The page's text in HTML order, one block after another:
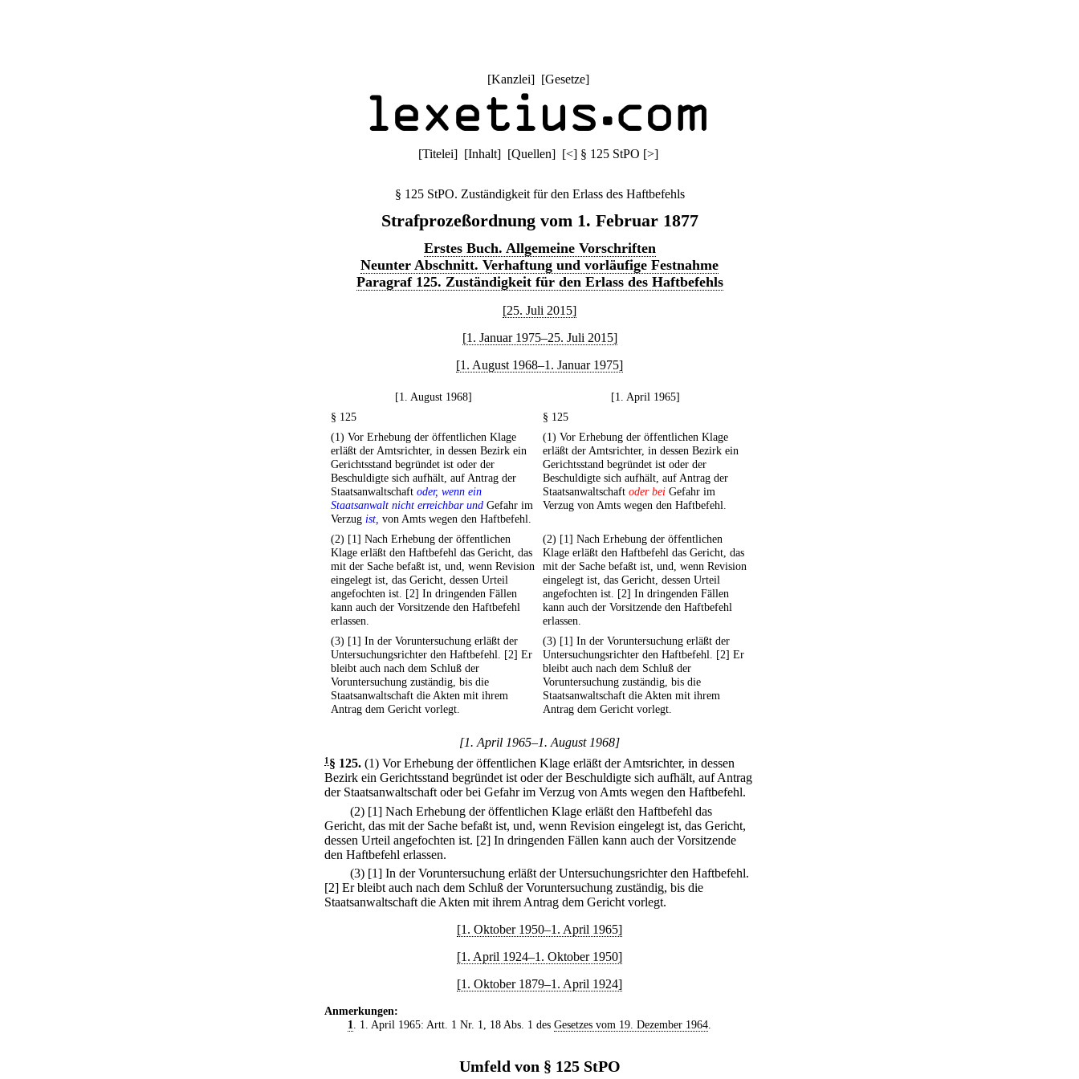
[Kanzlei] [Gesetze]
[Titelei] [Inhalt] [Quellen] [<] § 125 StPO [>]
§ 125 StPO. Zuständigkeit für den Erlass des Haftbefehls
Strafprozeßordnung vom 1. Februar 1877
Erstes Buch. Allgemeine Vorschriften
Neunter Abschnitt. Verhaftung und vorläufige Festnahme
Paragraf 125. Zuständigkeit für den Erlass des Haftbefehls
[25. Juli 2015]
[1. Januar 1975–25. Juli 2015]
[1. August 1968–1. Januar 1975]
[1. August 1968]
[1. April 1965]
§ 125
§ 125
(1) Vor Erhebung der öffentlichen Klage
erläßt der Amtsrichter, in dessen Bezirk ein
Gerichtsstand begründet ist oder der
Beschuldigte sich aufhält, auf Antrag der
Staatsanwaltschaft oder, wenn ein
Staatsanwalt nicht erreichbar und Gefahr im
Verzug ist, von Amts wegen den Haftbefehl.
(1) Vor Erhebung der öffentlichen Klage
erläßt der Amtsrichter, in dessen Bezirk ein
Gerichtsstand begründet ist oder der
Beschuldigte sich aufhält, auf Antrag der
Staatsanwaltschaft oder bei Gefahr im
Verzug von Amts wegen den Haftbefehl.
(2) [1] Nach Erhebung der öffentlichen
Klage erläßt den Haftbefehl das Gericht, das
mit der Sache befaßt ist, und, wenn Revision
eingelegt ist, das Gericht, dessen Urteil
angefochten ist. [2] In dringenden Fällen
kann auch der Vorsitzende den Haftbefehl
erlassen.
(2) [1] Nach Erhebung der öffentlichen
Klage erläßt den Haftbefehl das Gericht, das
mit der Sache befaßt ist, und, wenn Revision
eingelegt ist, das Gericht, dessen Urteil
angefochten ist. [2] In dringenden Fällen
kann auch der Vorsitzende den Haftbefehl
erlassen.
(3) [1] In der Voruntersuchung erläßt der
Untersuchungsrichter den Haftbefehl. [2] Er
bleibt auch nach dem Schluß der
Voruntersuchung zuständig, bis die
Staatsanwaltschaft die Akten mit ihrem
Antrag dem Gericht vorlegt.
(3) [1] In der Voruntersuchung erläßt der
Untersuchungsrichter den Haftbefehl. [2] Er
bleibt auch nach dem Schluß der
Voruntersuchung zuständig, bis die
Staatsanwaltschaft die Akten mit ihrem
Antrag dem Gericht vorlegt.
[1. April 1965–1. August 1968]
1§ 125. (1) Vor Erhebung der öffentlichen Klage erläßt der Amtsrichter, in dessen
Bezirk ein Gerichtsstand begründet ist oder der Beschuldigte sich aufhält, auf Antrag
der Staatsanwaltschaft oder bei Gefahr im Verzug von Amts wegen den Haftbefehl.
(2) [1] Nach Erhebung der öffentlichen Klage erläßt den Haftbefehl das
Gericht, das mit der Sache befaßt ist, und, wenn Revision eingelegt ist, das Gericht,
dessen Urteil angefochten ist. [2] In dringenden Fällen kann auch der Vorsitzende
den Haftbefehl erlassen.
(3) [1] In der Voruntersuchung erläßt der Untersuchungsrichter den Haftbefehl.
[2] Er bleibt auch nach dem Schluß der Voruntersuchung zuständig, bis die
Staatsanwaltschaft die Akten mit ihrem Antrag dem Gericht vorlegt.
[1. Oktober 1950–1. April 1965]
[1. April 1924–1. Oktober 1950]
[1. Oktober 1879–1. April 1924]
Anmerkungen:
1
. 1. April 1965: Artt. 1 Nr. 1, 18 Abs. 1 des Gesetzes vom 19. Dezember 1964.
Umfeld von § 125 StPO